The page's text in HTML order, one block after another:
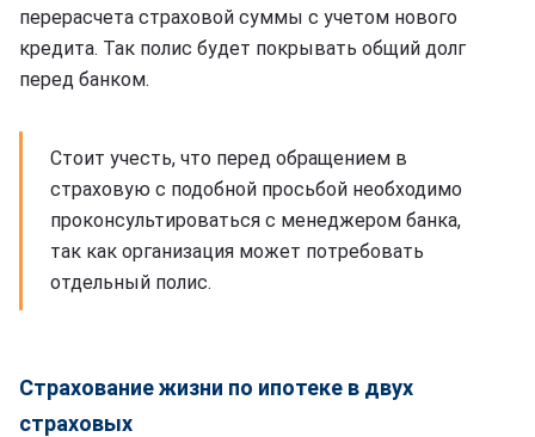
перерасчета страховой суммы с учетом нового
кредита. Так полис будет покрывать общий долг
перед банком.
Стоит учесть, что перед обращением в
страховую с подобной просьбой необходимо
проконсультироваться с менеджером банка,
так как организация может потребовать
отдельный полис.
Страхование жизни по ипотеке в двух
страховых